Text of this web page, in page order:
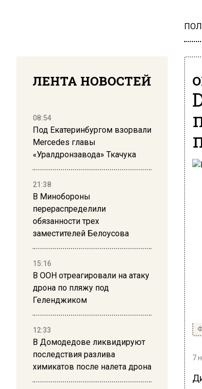
ЛЕНТА НОВОСТЕЙ
08:54
Под Екатеринбургом взорвали
Mercedes главы
«Уралдронзавода» Ткачука
21:38
В Минобороны
перераспределили
обязанности трех
заместителей Белоусова
15:16
В ООН отреагировали на атаку
дрона по пляжу под
Геленджиком
12:33
В Домодедове ликвидируют
последствия разлива
химикатов после налета дрона
7